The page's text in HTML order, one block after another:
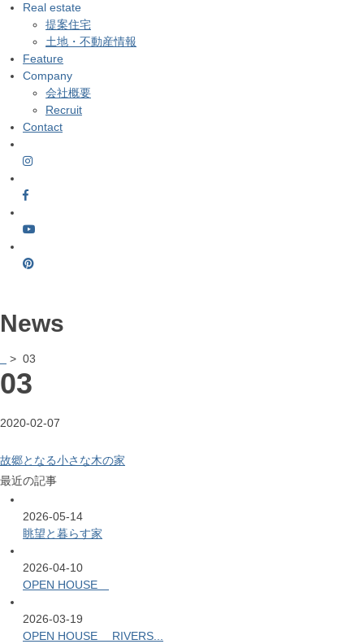
Real estate
提案住宅
土地・不動産情報
Feature
Company
会社概要
Recruit
Contact
News
> 03
03
2020-02-07
故郷となる小さな木の家
最近の記事
2026-05-14
眺望と暮らす家
2026-04-10
OPEN HOUSE
2026-03-19
OPEN HOUSE RIVERS...